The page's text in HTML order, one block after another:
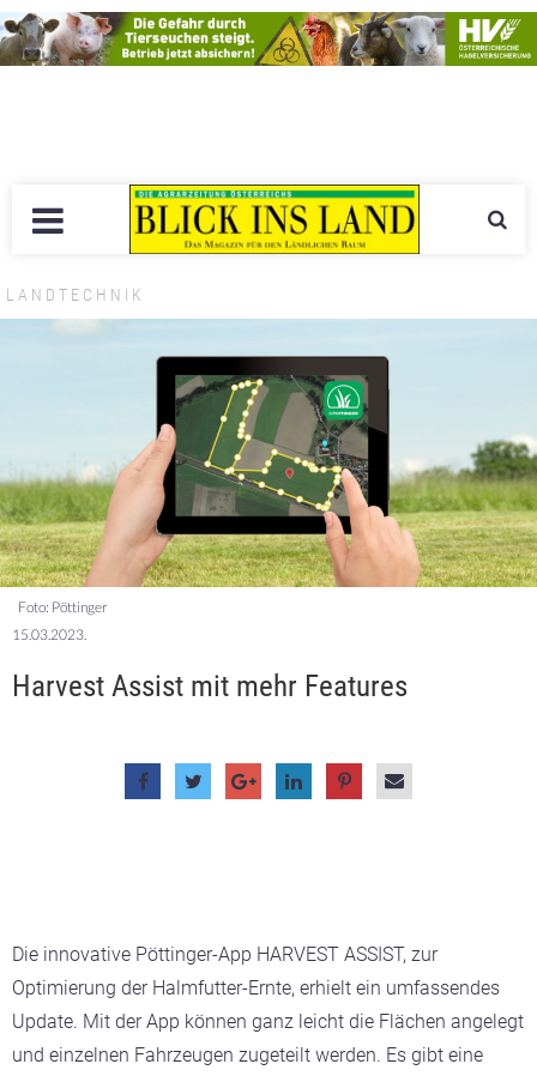
LANDTECHNIK
Foto: Pöttinger
15.03.2023.
Harvest Assist mit mehr Features
Die innovative Pöttinger-App HARVEST ASSIST, zur
Optimierung der Halmfutter-Ernte, erhielt ein umfassendes
Update. Mit der App können ganz leicht die Flächen angelegt
und einzelnen Fahrzeugen zugeteilt werden. Es gibt eine